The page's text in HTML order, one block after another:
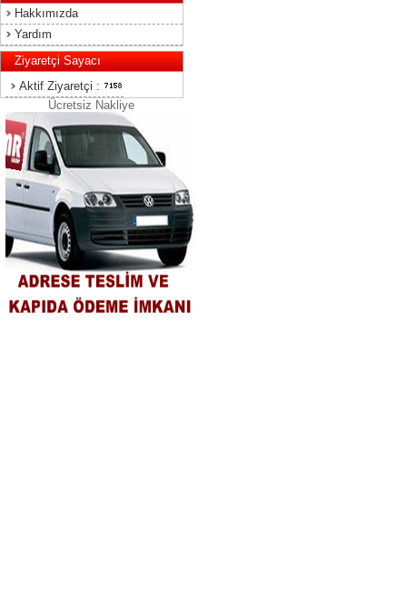
Hakkımızda
Yardım
Ziyaretçi Sayacı
Aktif Ziyaretçi :
Ücretsiz Nakliye